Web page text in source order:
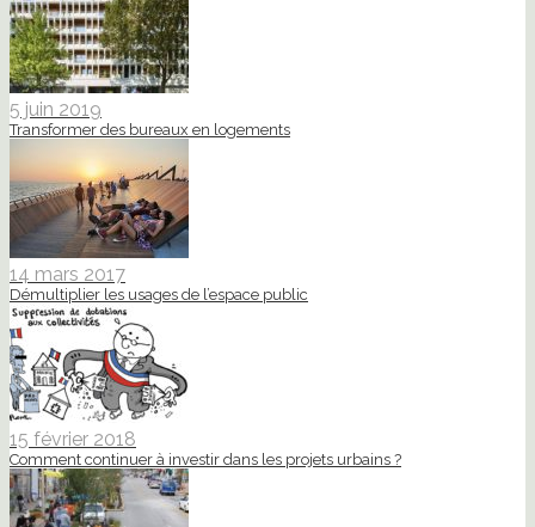
5 juin 2019
Transformer des bureaux en logements
14 mars 2017
Démultiplier les usages de l’espace public
15 février 2018
Comment continuer à investir dans les projets urbains ?